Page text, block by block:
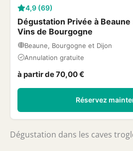
4,9 (69)
Dégustation Privée à
Vins de Bourgogne
Beaune, Bourgogne et Dijon
Annulation gratuite
à partir de 70,00 €
Réservez
Dégustation dans les caves